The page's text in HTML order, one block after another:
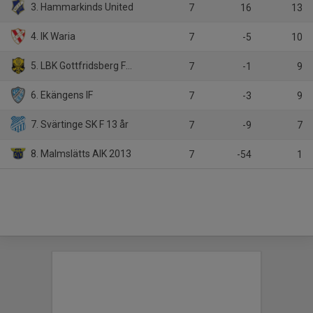
3. Hammarkinds United 7 16 13
4. IK Waria 7 -5 10
5. LBK Gottfridsberg F13/14 7 -1 9
6. Ekängens IF 7 -3 9
7. Svärtinge SK F 13 år 7 -9 7
8. Malmslätts AIK 2013 7 -54 1